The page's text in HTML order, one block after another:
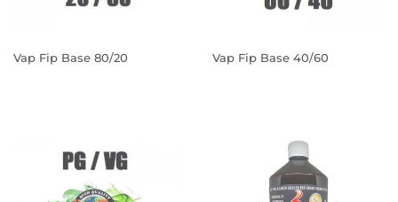
Vap Fip Base 80/20 Vap Fip Base 40/60